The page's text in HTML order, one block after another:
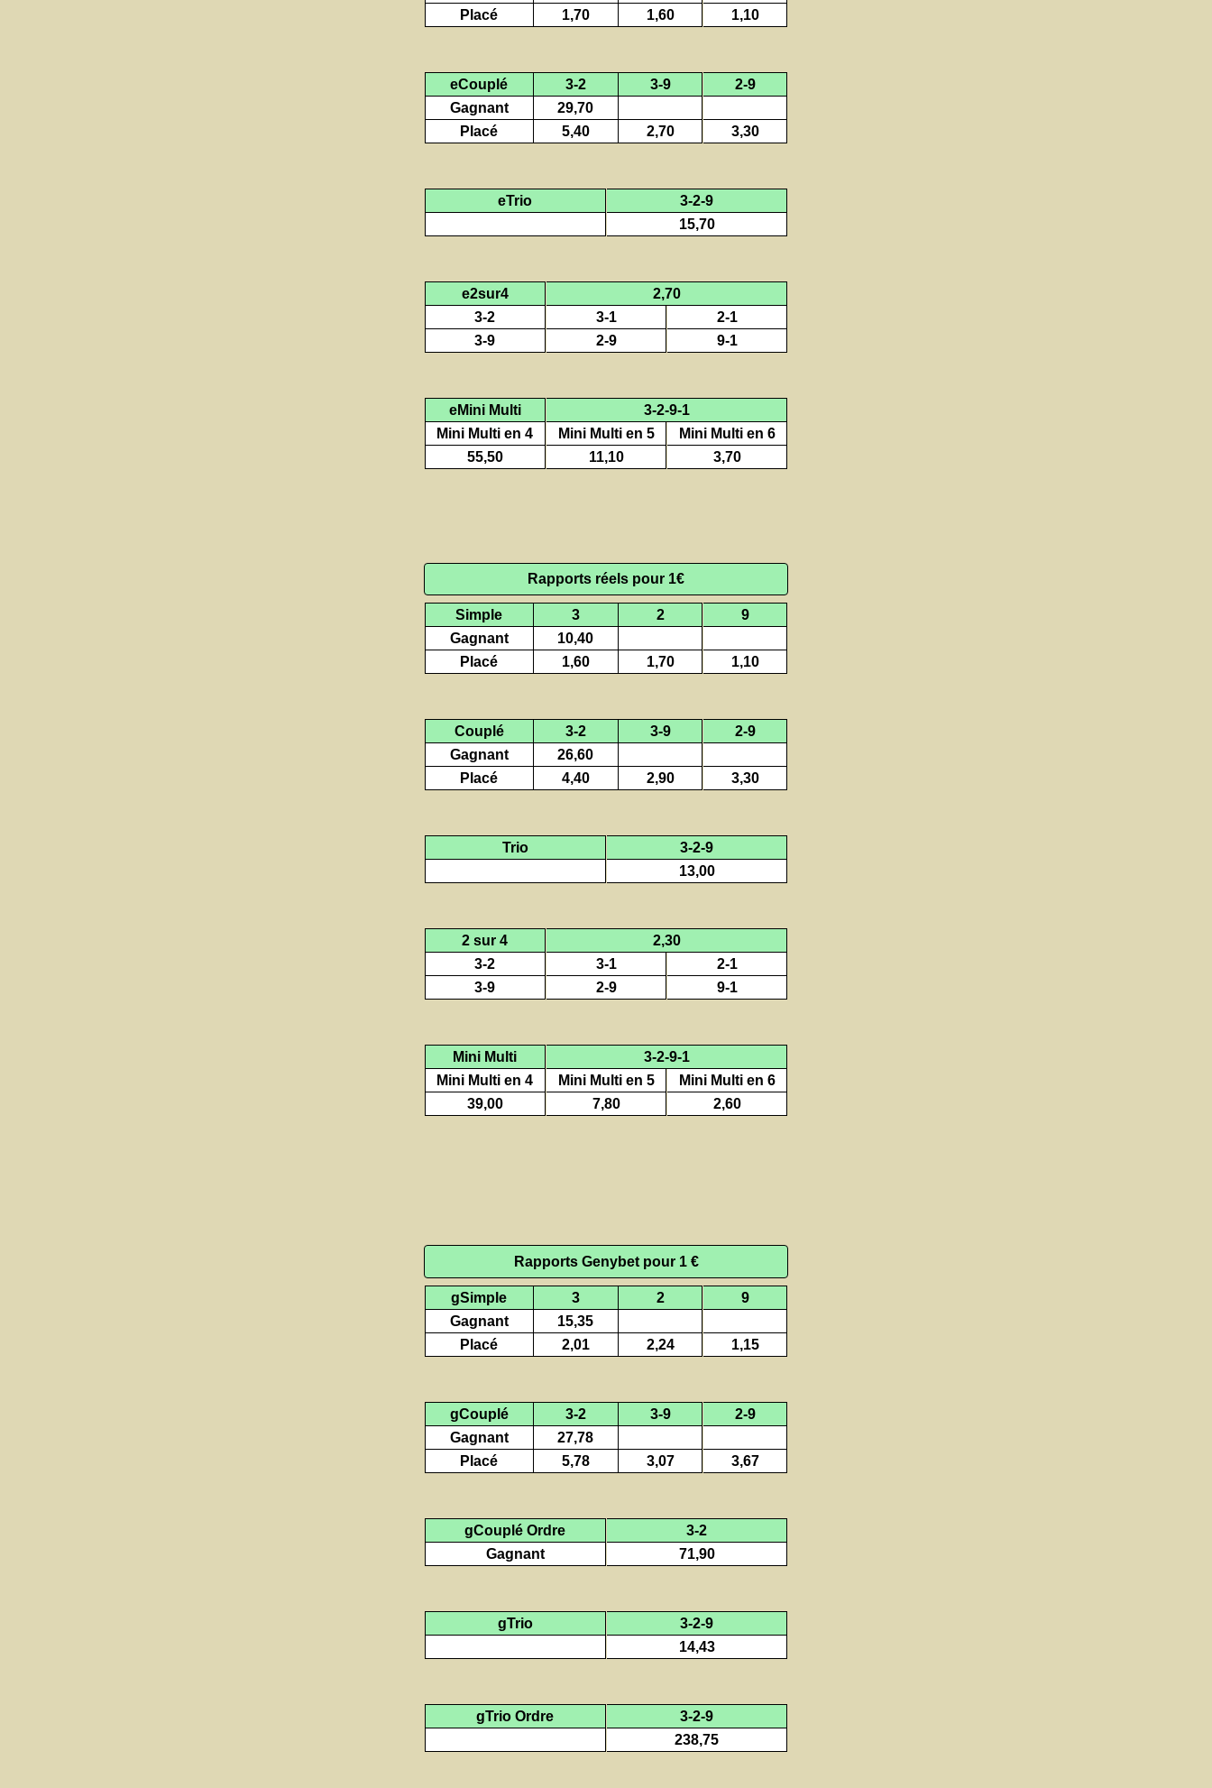
Placé
1,70 1,60 1,10
eCouplé 3-2 3-9
2-9
Gagnant
29,70
Placé
5,40 2,70 3,30
eTrio
3-2-9
15,70
e2sur4
2,70
3-2
3-1
2-1
3-9
2-9 9-1
eMini Multi
3-2-9-1
Mini Multi en 4
Mini Multi en 5
Mini Multi en 6
55,50
11,10 3,70
Rapports réels pour 1€
Simple 3 2
9
Gagnant
10,40
Placé
1,60 1,70 1,10
Couplé 3-2 3-9
2-9
Gagnant
26,60
Placé
4,40 2,90 3,30
Trio
3-2-9
13,00
2 sur 4
2,30
3-2
3-1
2-1
3-9
2-9 9-1
Mini Multi
3-2-9-1
Mini Multi en 4
Mini Multi en 5
Mini Multi en 6
39,00
7,80 2,60
Rapports Genybet pour 1 €
gSimple 3 2
9
Gagnant
15,35
Placé
2,01 2,24 1,15
gCouplé 3-2 3-9
2-9
Gagnant
27,78
Placé
5,78 3,07 3,67
gCouplé Ordre
3-2
Gagnant
71,90
gTrio
3-2-9
14,43
gTrio Ordre
3-2-9
238,75